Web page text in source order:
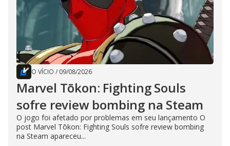
O VÍCIO / 09/08/2026
Marvel Tōkon: Fighting Souls
sofre review bombing na Steam
O jogo foi afetado por problemas em seu lançamento O
post Marvel Tōkon: Fighting Souls sofre review bombing
na Steam apareceu...